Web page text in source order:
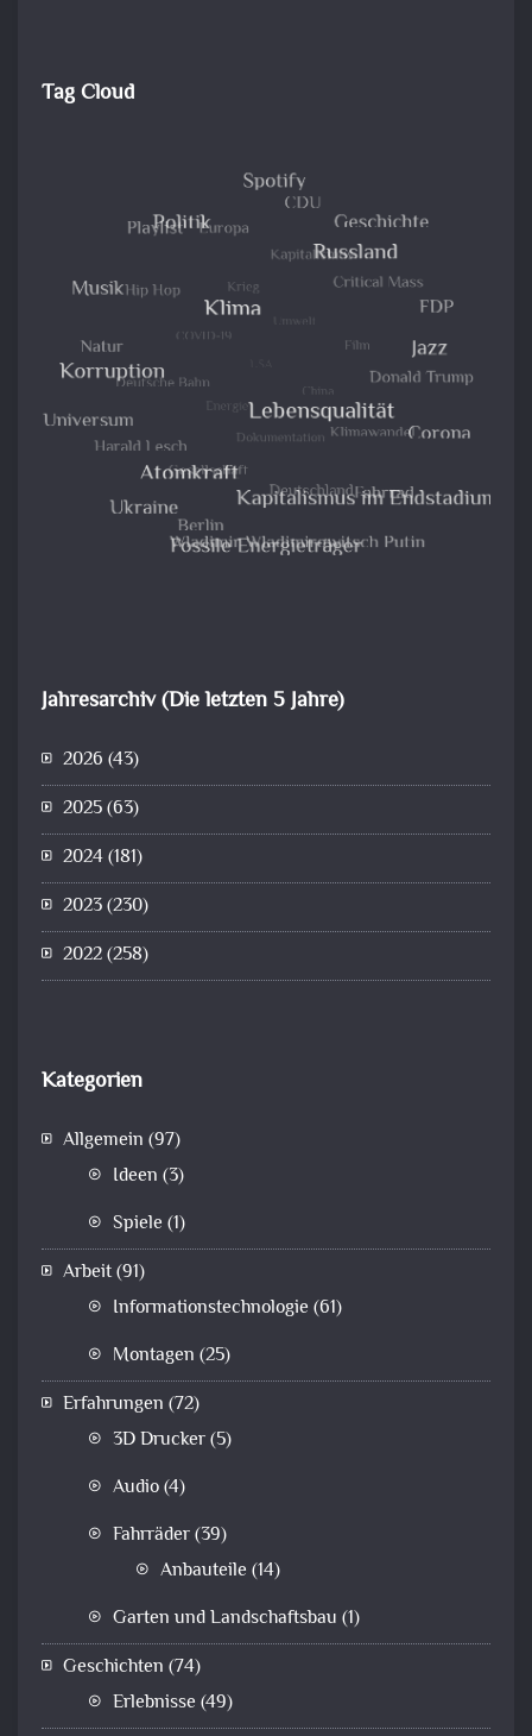
Tag Cloud
Jahresarchiv (Die letzten 5 Jahre)
2026 (43)
2025(63)
2024(181)
2023(230)
2022(258)
Kategorien
Allgemein (97)
Ideen (3)
Spiele (1)
Arbeit(91)
Informationstechnologie (61)
Montagen (25)
Erfahrungen (72)
3D Drucker(5)
Audio(4)
Fahrräder(39)
Anbauteile (14)
Garten und Landschaftsbau (1)
Geschichten (74)
Erlebnisse (49)